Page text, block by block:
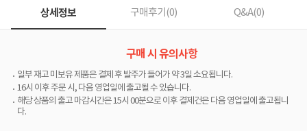
상세정보 구매후기(0) Q&A(0)
구매 시 유의사항
일부 재고 미보유 제품은 결제 후 발주가 들어가 약 3일 소요됩니다.
16시 이후 주문 시, 다음 영업일에 출고될 수 있습니다.
해당 상품의 출고 마감시간은 15시 00분으로 이후 결제건은 다음 영업일에 출고됩니
다.